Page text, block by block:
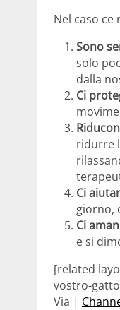
Nel caso ce
Sono
solo
dalla
Ci
ridurre
Ci
giorno,
Ci
e si
[related
vostro-
Via |